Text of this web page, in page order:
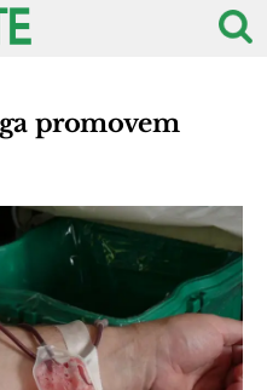
promovem